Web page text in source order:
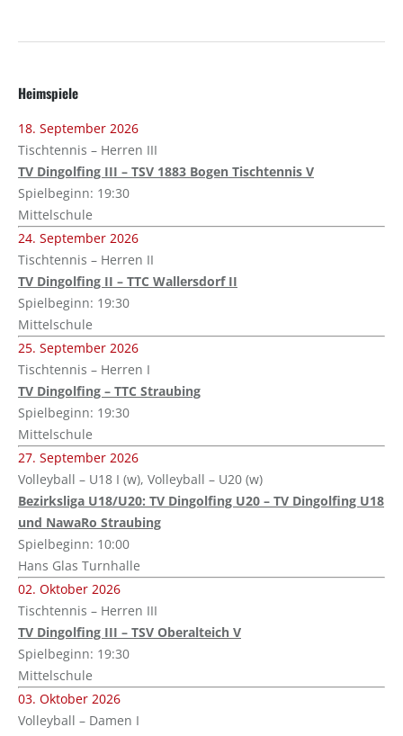
Heimspiele
18. September 2026
Tischtennis – Herren III
TV Dingolfing III – TSV 1883 Bogen Tischtennis V
Spielbeginn: 19:30
Mittelschule
24. September 2026
Tischtennis – Herren II
TV Dingolfing II – TTC Wallersdorf II
Spielbeginn: 19:30
Mittelschule
25. September 2026
Tischtennis – Herren I
TV Dingolfing – TTC Straubing
Spielbeginn: 19:30
Mittelschule
27. September 2026
Volleyball – U18 I (w), Volleyball – U20 (w)
Bezirksliga U18/U20: TV Dingolfing U20 – TV Dingolfing U18
und NawaRo Straubing
Spielbeginn: 10:00
Hans Glas Turnhalle
02. Oktober 2026
Tischtennis – Herren III
TV Dingolfing III – TSV Oberalteich V
Spielbeginn: 19:30
Mittelschule
03. Oktober 2026
Volleyball – Damen I